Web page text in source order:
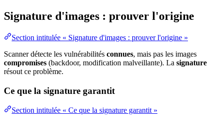
Signature d'images : prouver l'origine
Section intitulée « Signature d'images : prouver l'origine »
Scanner détecte les vulnérabilités connues, mais pas les images
compromises (backdoor, modification malveillante). La signature
résout ce problème.
Ce que la signature garantit
Section intitulée « Ce que la signature garantit »